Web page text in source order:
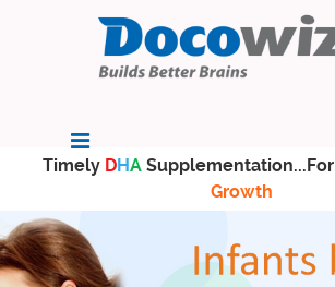
Timely DHA Supplementation...For
Growth